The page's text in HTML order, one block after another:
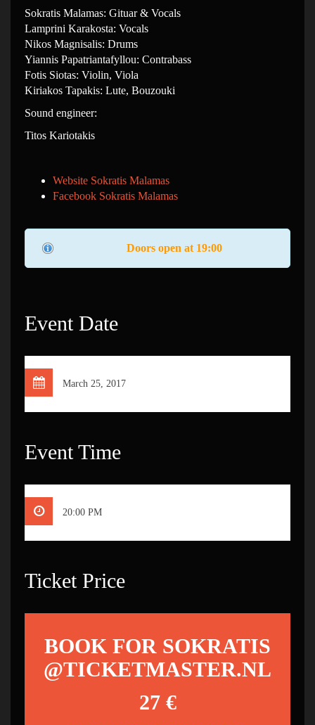
Sokratis Malamas: Gituar & Vocals
Lamprini Karakosta: Vocals
Nikos Magnisalis: Drums
Yiannis Papatriantafyllou: Contrabass
Fotis Siotas: Violin, Viola
Kiriakos Tapakis: Lute, Bouzouki
Sound engineer:
Titos Kariotakis
Website Sokratis Malamas
Facebook Sokratis Malamas
Doors open at 19:00
Event Date
March 25, 2017
Event Time
20:00 PM
Ticket Price
BOOK FOR SOKRATIS
@TICKETMASTER.NL
27 €